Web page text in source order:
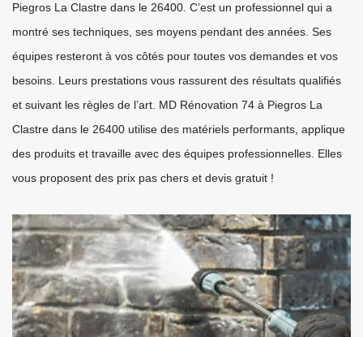
Piegros La Clastre dans le 26400. C’est un professionnel qui a
montré ses techniques, ses moyens pendant des années. Ses
équipes resteront à vos côtés pour toutes vos demandes et vos
besoins. Leurs prestations vous rassurent des résultats qualifiés
et suivant les règles de l’art. MD Rénovation 74 à Piegros La
Clastre dans le 26400 utilise des matériels performants, applique
des produits et travaille avec des équipes professionnelles. Elles
vous proposent des prix pas chers et devis gratuit !